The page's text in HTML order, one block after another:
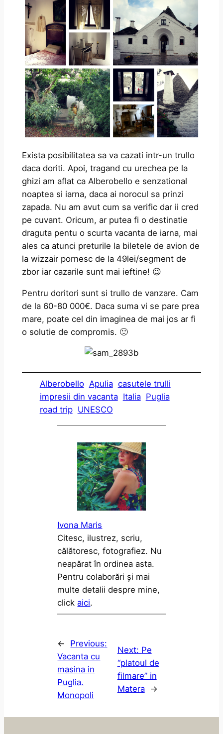
Exista posibilitatea sa va cazati intr-un trullo
daca doriti. Apoi, tragand cu urechea pe la
ghizi am aflat ca Alberobello e senzational
noaptea si iarna, daca ai norocul sa prinzi
zapada. Nu am avut cum sa verific dar ii cred
pe cuvant. Oricum, ar putea fi o destinatie
draguta pentu o scurta vacanta de iarna, mai
ales ca atunci preturile la biletele de avion de
la wizzair pornesc de la 49lei/segment de
zbor iar cazarile sunt mai ieftine! 😉
Pentru doritori sunt si trullo de vanzare. Cam
de la 60-80 000€. Daca suma vi se pare prea
mare, poate cel din imaginea de mai jos ar fi
o solutie de compromis. 🙂
Alberobello Apulia casutele trulli
impresii din vacanta Italia Puglia
road trip UNESCO
Ivona Maris
Citesc, ilustrez, scriu,
călătoresc, fotografiez. Nu
neapărat în ordinea asta.
Pentru colaborări și mai
multe detalii despre mine,
clickaici.
←
Previous:
Vacanta cu
masina in
Puglia.
Monopoli
Next: Pe
“platoul de
filmare” in
Matera
→